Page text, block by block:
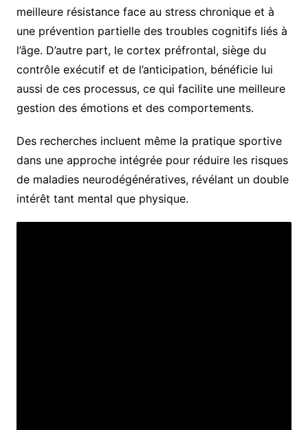
meilleure résistance face au stress chronique et à
une prévention partielle des troubles cognitifs liés à
l’âge. D’autre part, le cortex préfrontal, siège du
contrôle exécutif et de l’anticipation, bénéficie lui
aussi de ces processus, ce qui facilite une meilleure
gestion des émotions et des comportements.
Des recherches incluent même la pratique sportive
dans une approche intégrée pour réduire les risques
de maladies neurodégénératives, révélant un double
intérêt tant mental que physique.